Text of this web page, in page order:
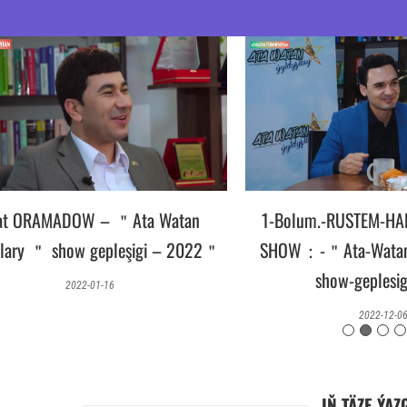
1-Bolum.-RUSTEM-HALLYYEW-BILEN-
SHOW：-＂Ata-Watan-Yyldyzlary＂-
show-geplesigi-2021
TÄZE